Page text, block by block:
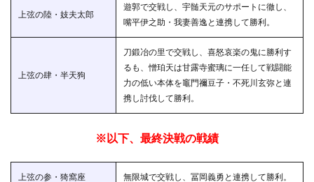
なら
いて
のま
上弦の陸・妓夫太郎
遊郭で交戦し、宇髄天元のサポートに徹し、
嘴平伊之助・我妻善逸と連携して勝利。
上弦の肆・半天狗
刀鍛冶の里で交戦し、喜怒哀楽の鬼に勝利す
るも、憎珀天は甘露寺蜜璃に一任して戦闘能
力の低い本体を竈門禰豆子・不死川玄弥と連
携し討伐して勝利。
※以下、最終決戦の戦績
上弦の参・猗窩座 無限城で交戦し、冨岡義勇と連携して勝利。